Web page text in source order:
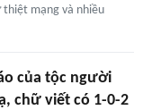
thiệt mạng và nhiều
của tộc người
chữ viết có 1-0-2